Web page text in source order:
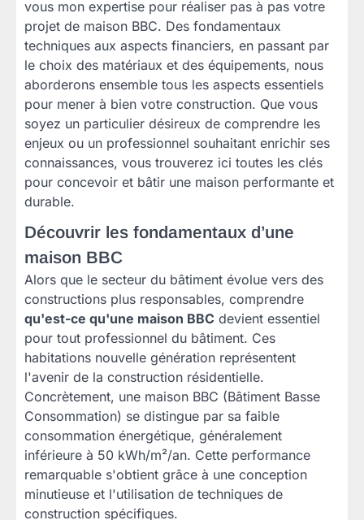
vous mon expertise pour réaliser pas à pas votre
projet de maison BBC. Des fondamentaux
techniques aux aspects financiers, en passant par
le choix des matériaux et des équipements, nous
aborderons ensemble tous les aspects essentiels
pour mener à bien votre construction. Que vous
soyez un particulier désireux de comprendre les
enjeux ou un professionnel souhaitant enrichir ses
connaissances, vous trouverez ici toutes les clés
pour concevoir et bâtir une maison performante et
durable.
Découvrir les fondamentaux d’une
maison BBC
Alors que le secteur du bâtiment évolue vers des
constructions plus responsables, comprendre
qu'est-ce qu'une maison BBC devient essentiel
pour tout professionnel du bâtiment. Ces
habitations nouvelle génération représentent
l'avenir de la construction résidentielle.
Concrètement, une maison BBC (Bâtiment Basse
Consommation) se distingue par sa faible
consommation énergétique, généralement
inférieure à 50 kWh/m²/an. Cette performance
remarquable s'obtient grâce à une conception
minutieuse et l'utilisation de techniques de
construction spécifiques.